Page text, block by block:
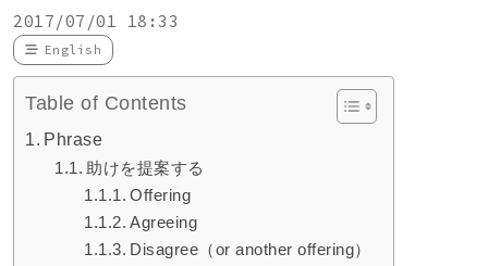
2017/07/01 18:33
English
Table of Contents
Phrase
助けを提案する
Offering
Agreeing
Disagree（or another offering）